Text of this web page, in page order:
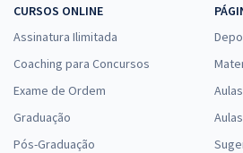
CURSOS ONLINE
Assinatura Ilimitada
Coaching para Concursos
Exame de Ordem
Graduação
Pós-Graduação